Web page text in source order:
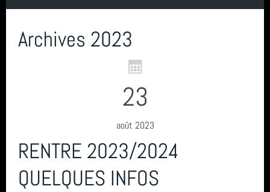
PRESENTATION
BENEVOLAT
COTISATIONS
Archives 2023
23
août 2023
RENTRE 2023/2024
QUELQUES INFOS